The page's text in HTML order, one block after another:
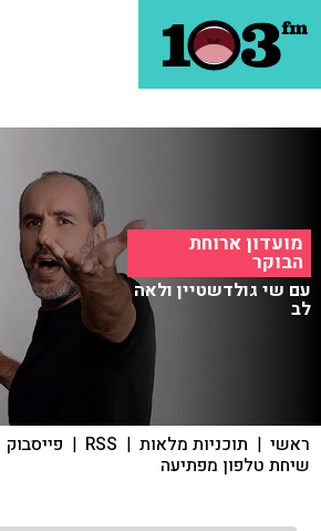
מועדון ארוחת
הבוקר
עם שי גולדשטיין ולאה
לב
ראשי | תוכניות מלאות |
RSS
| פייסבוק
שיחת טלפון מפתיעה